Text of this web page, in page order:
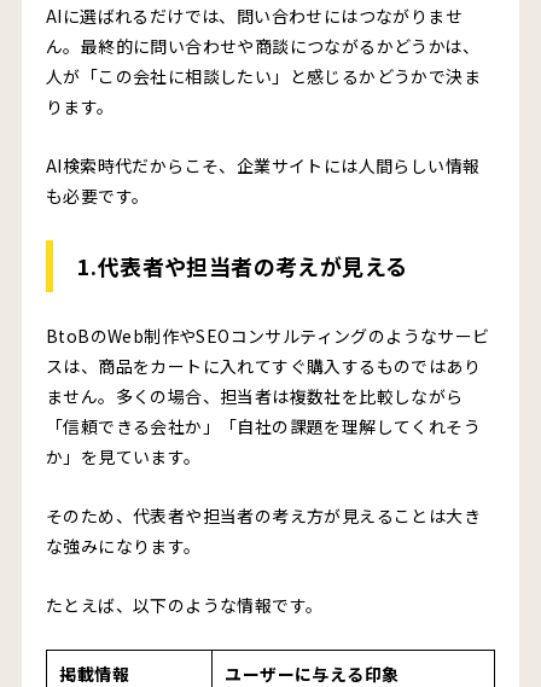
AIに選ばれるだけでは、問い合わせにはつながりませ
ん。最終的に問い合わせや商談につながるかどうかは、
人が「この会社に相談したい」と感じるかどうかで決ま
ります。
AI検索時代だからこそ、企業サイトには人間らしい情報
も必要です。
1.代表者や担当者の考えが見える
BtoBのWeb制作やSEOコンサルティングのようなサービ
スは、商品をカートに入れてすぐ購入するものではあり
ません。多くの場合、担当者は複数社を比較しながら
「信頼できる会社か」「自社の課題を理解してくれそう
か」を見ています。
そのため、代表者や担当者の考え方が見えることは大き
な強みになります。
たとえば、以下のような情報です。
掲載情報
ユーザーに与える印象